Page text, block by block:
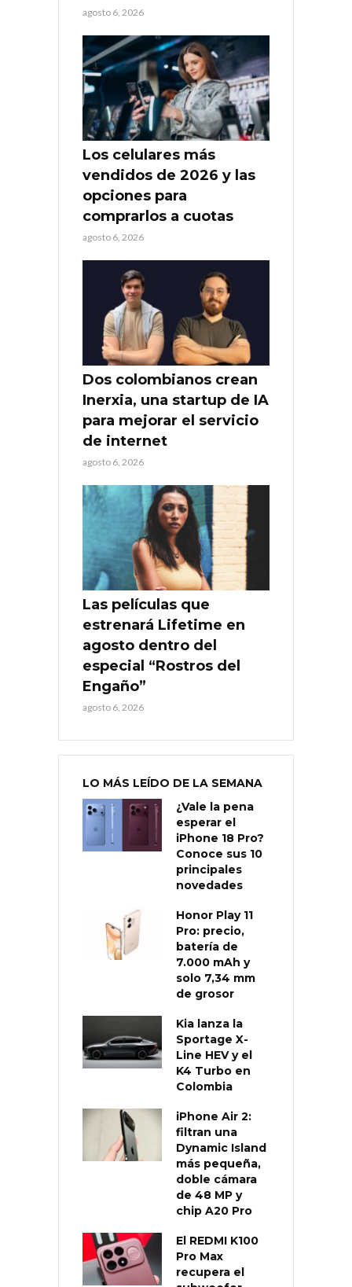
agosto 6, 2026
Los celulares más
vendidos de 2026 y las
opciones para
comprarlos a cuotas
agosto 6, 2026
Dos colombianos crean
Inerxia, una startup de IA
para mejorar el servicio
de internet
agosto 6, 2026
Las películas que
estrenará Lifetime en
agosto dentro del
especial “Rostros del
Engaño”
agosto 6, 2026
LO MÁS LEÍDO DE LA SEMANA
¿Vale la pena
esperar el
iPhone 18 Pro?
Conoce sus 10
principales
novedades
Honor Play 11
Pro: precio,
batería de
7.000 mAh y
solo 7,34 mm
de grosor
Kia lanza la
Sportage X-
Line HEV y el
K4 Turbo en
Colombia
iPhone Air 2:
filtran una
Dynamic Island
más pequeña,
doble cámara
de 48 MP y
chip A20 Pro
El REDMI K100
Pro Max
recupera el